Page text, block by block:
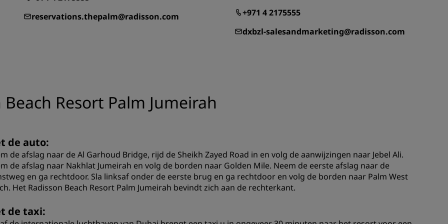
Vluchten zoeken
Zoek een restaurant
Digitale services
Bruiloftslocaties
Duurzame verblijven
Voordelen
Hoe u punten kunt gebruiken
Hoe u punten kunt verdienen
reservations.thepalm@radisson.com
+971 4 2175555
dxbzl-salesandmarketing@radisson.com
Resort Palm Jumeirah
de auto:
de afslag naar de Al Garhoud Bridge, rijd de Sheikh Zayed Road in en volg de aanwijzingen naar Jebel Ali.
de afslag naar Nakhlat Jumeirah en volg de borden naar Golden Mile. Neem de eerste afslag naar de
en ga rechtdoor. Sla linksaf onder de eerste brug en ga rechtdoor en volg de borden naar Palm West
Het Radisson Beach Resort Palm Jumeirah bevindt zich aan de rechterkant.
de taxi: